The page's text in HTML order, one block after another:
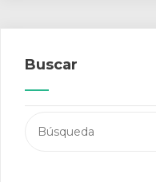
Buscar